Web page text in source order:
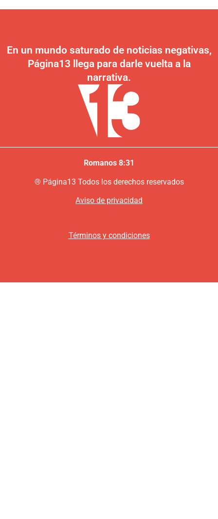
En un mundo saturado de noticias negativas,
Página13 llega para darle vuelta a la
narrativa.
Romanos 8:31
® Página13 Todos los derechos reservados
Aviso de privacidad
Términos y condiciones